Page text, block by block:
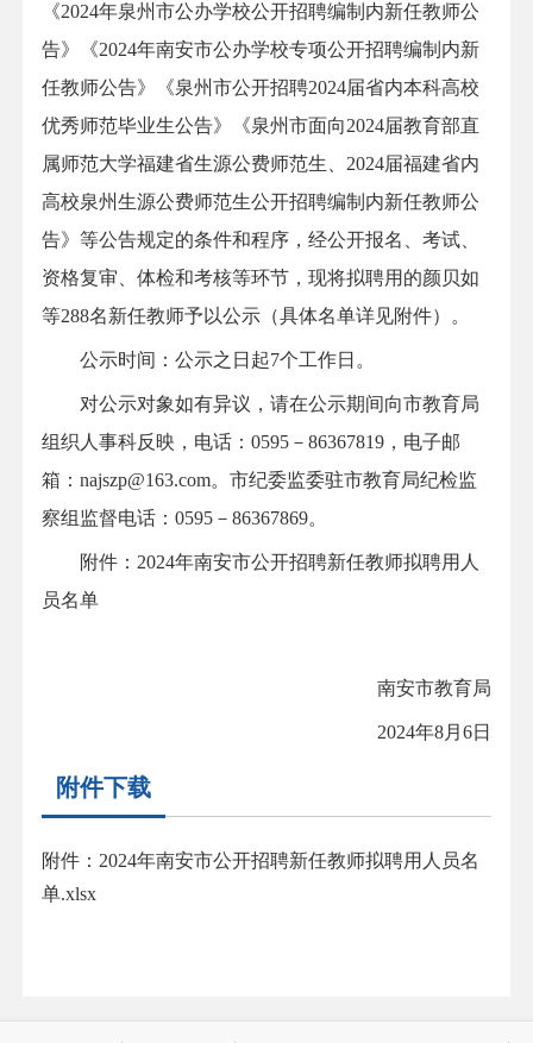
《2024年泉州市公办学校公开招聘编制内新任教师公
告》《2024年南安市公办学校专项公开招聘编制内新
任教师公告》《泉州市公开招聘2024届省内本科高校
优秀师范毕业生公告》《泉州市面向2024届教育部直
属师范大学福建省生源公费师范生、2024届福建省内
高校泉州生源公费师范生公开招聘编制内新任教师公
告》等公告规定的条件和程序，经公开报名、考试、
资格复审、体检和考核等环节，现将拟聘用的颜贝如
等288名新任教师予以公示（具体名单详见附件）。
公示时间：公示之日起7个工作日。
对公示对象如有异议，请在公示期间向市教育局
组织人事科反映，电话：0595－86367819，电子邮
箱：najszp@163.com。市纪委监委驻市教育局纪检监
察组监督电话：0595－86367869。
附件：2024年南安市公开招聘新任教师拟聘用人
员名单
南安市教育局
2024年8月6日
附件下载
附件：2024年南安市公开招聘新任教师拟聘用人员名
单.xlsx